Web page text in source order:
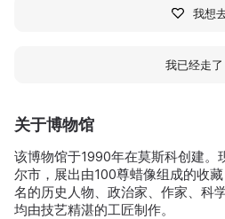
关于博物馆
该博物馆于1990年在莫斯科创建。
尔市，展出由100尊蜡像组成的收
名的历史人物、政治家、作家、科
均由技艺精湛的工匠制作。
我想
我已经走了